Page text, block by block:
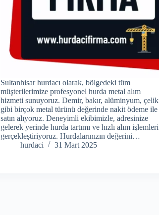
Sultanhisar hurdacı olarak, bölgedeki tüm
müşterilerimize profesyonel hurda metal alım
hizmeti sunuyoruz. Demir, bakır, alüminyum, çelik
gibi birçok metal türünü değerinde nakit ödeme ile
satın alıyoruz. Deneyimli ekibimizle, adresinize
gelerek yerinde hurda tartımı ve hızlı alım işlemleri
gerçekleştiriyoruz. Hurdalarınızın değerini…
hurdaci
31 Mart 2025